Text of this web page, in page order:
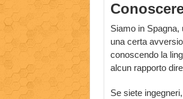
Siamo in Spagna,
una certa
conoscendo la
alcun rapporto
Se siete